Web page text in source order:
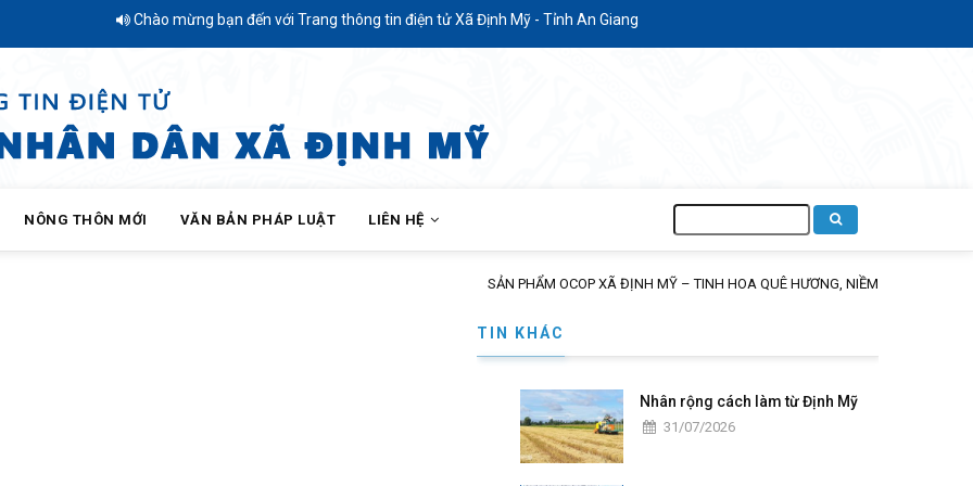
Chào mừng bạn đến với Trang thông tin điện tử Xã Định Mỹ - Tỉnh An Giang
NÔNG THÔN MỚI VĂN BẢN PHÁP LUẬT LIÊN HỆ
kiếm
SẢN PHẨM OCOP XÃ ĐỊNH MỸ – TINH HOA QUÊ HƯƠNG, NIỀM TIN NGƯỜI TIÊU DÙNG
TIN KHÁC
Nhân rộng cách làm từ Định Mỹ
31/07/2026